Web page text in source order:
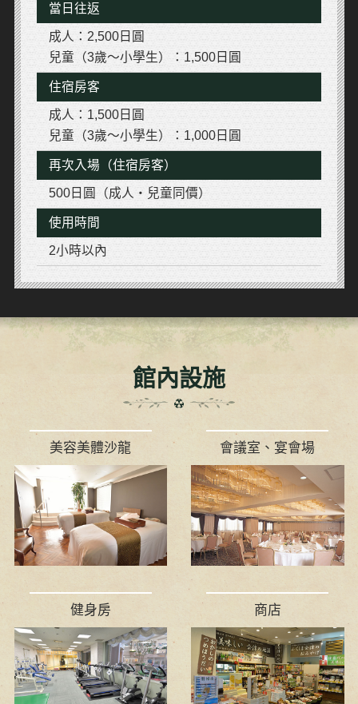
當日往返
成人：2,500日圓
兒童（3歲～小學生）：1,500日圓
住宿房客
成人：1,500日圓
兒童（3歲～小學生）：1,000日圓
再次入場（住宿房客）
500日圓（成人・兒童同價）
使用時間
2小時以內
館內設施
美容美體沙龍 會議室、宴會場
健身房 商店